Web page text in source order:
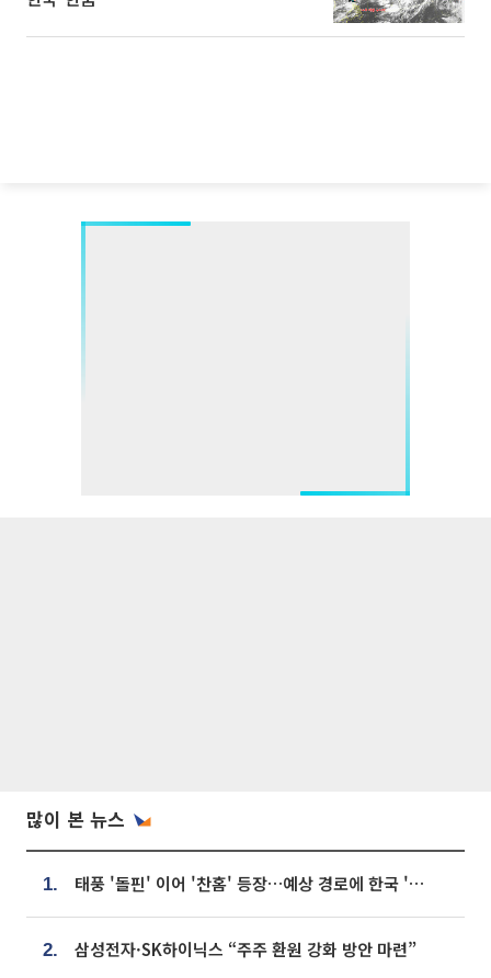
많이 본 뉴스
1. 태풍 '돌핀' 이어 '찬홈' 등장…예상 경로에 한국 '한숨'
2. 삼성전자·SK하이닉스 “주주 환원 강화 방안 마련”